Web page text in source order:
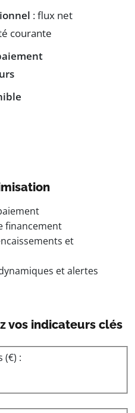
: flux net
courante
financement
et
et alertes
vos indicateurs clés
(€) :